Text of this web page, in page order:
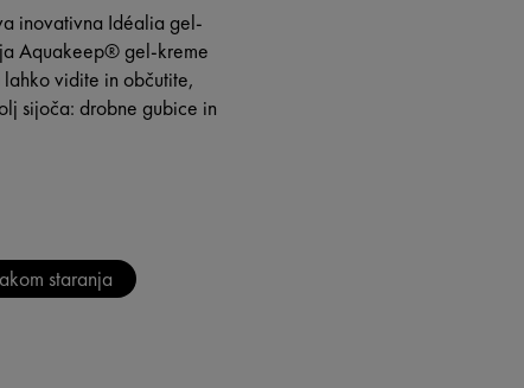
inovativna Idéalia gel-
Aquakeep® gel-kreme
vidite in občutite,
sijoča: drobne gubice in
staranja